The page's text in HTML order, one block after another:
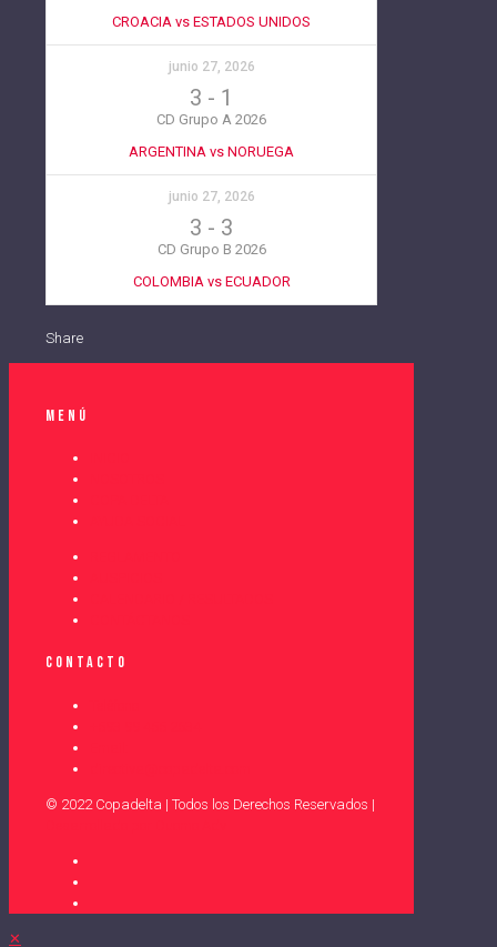
CROACIA vs ESTADOS UNIDOS
junio 27, 2026
3 - 1
CD Grupo A 2026
ARGENTINA vs NORUEGA
junio 27, 2026
3 - 3
CD Grupo B 2026
COLOMBIA vs ECUADOR
Share
Menú
Contacto
© 2022 Copadelta | Todos los Derechos Reservados |
✕